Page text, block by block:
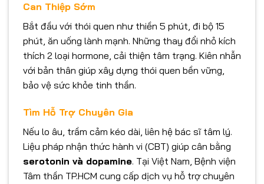
Can Thiệp Sớm
Bắt đầu với thói quen như thiền 5 phút, đi bộ 15
phút, ăn uống lành mạnh. Những thay đổi nhỏ kích
thích 2 loại hormone, cải thiện tâm trạng. Kiên nhẫn
với bản thân giúp xây dựng thói quen bền vững,
bảo vệ sức khỏe tinh thần.
Tìm Hỗ Trợ Chuyên Gia
Nếu lo âu, trầm cảm kéo dài, liên hệ bác sĩ tâm lý.
Liệu pháp nhận thức hành vi (CBT) giúp cân bằng
serotonin và dopamine. Tại Việt Nam, Bệnh viện
Tâm thần TP.HCM cung cấp dịch vụ hỗ trợ chuyên